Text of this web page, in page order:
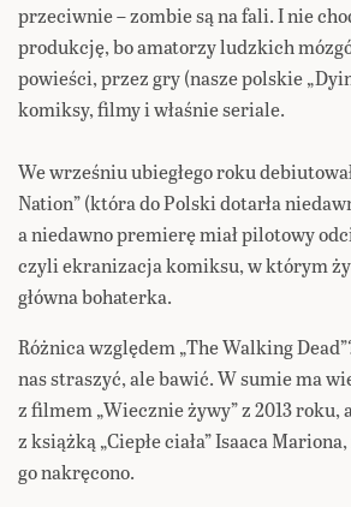
przeciwnie – zombie są na fali. I nie
produkcję, bo amatorzy ludzkich
powieści, przez gry (nasze polskie
komiksy, filmy i właśnie seriale.
We wrześniu ubiegłego roku
Nation” (która do Polski dotarła
a niedawno premierę miał pilotowy
czyli ekranizacja komiksu, w którym
główna bohaterka.
Różnica względem „The Walking
nas straszyć, ale bawić. W sumie ma
z filmem „Wiecznie żywy” z 2013 roku,
z książką „Ciepłe ciała” Isaaca
go nakręcono.